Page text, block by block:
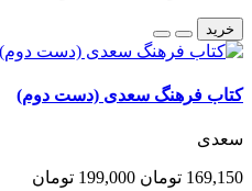
خرید
کتاب فرهنگ سعدی (دست دوم)
سعدی
169,150 تومان 199,000 تومان